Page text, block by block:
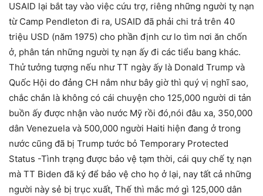
USAID lại bắt tay vào việc cứu trợ, riêng những người tỵ nạn
từ Camp Pendleton đi ra, USAID đã phải chi trả trên 40
triệu USD (năm 1975) cho phần định cư lo tìm nơi ăn chốn
ở, phân tán những người tỵ nạn ấy đi các tiểu bang khác.
Thử tưởng tượng nếu như TT ngày ấy là Donald Trump và
Quốc Hội do đảng CH nắm như bây giờ thì quý vị nghĩ sao,
chắc chắn là không có cái chuyện cho 125,000 người di tản
buồn ấy được nhận vào nước Mỹ rồi đó,nói đâu xa, 350,000
dân Venezuela và 500,000 người Haiti hiện đang ở trong
nước cũng đã bị Trump tước bỏ Temporary Protected
Status -Tình trạng được bảo vệ tạm thời, cái quy chế tỵ nạn
mà TT Biden đã ký để bảo vệ cho họ ở lại, nay tất cả những
người này sẻ bị trục xuất, Thế thì mắc mớ gì 125,000 dân